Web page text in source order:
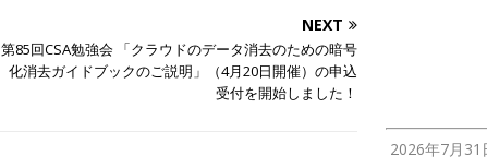
NEXT
第85回CSA勉強会 「クラウドのデータ消去のための暗号
化消去ガイドブックのご説明」（4月20日開催）の申込
受付を開始しました！
2026年7月31